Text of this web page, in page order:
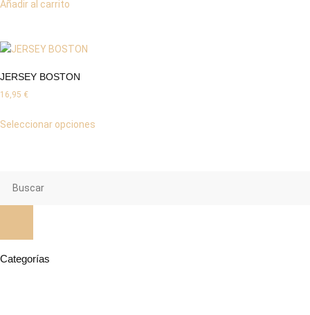
Añadir al carrito
JERSEY BOSTON
16,95 €
Seleccionar opciones
Categorías